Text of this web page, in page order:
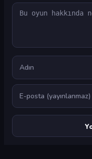
Yorum
Ad
E-posta